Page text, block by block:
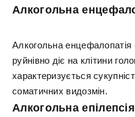
Алкогольна
Алкогольна
руйнівно діє на клітини
характеризується
соматичних видозмін.
Алкогольна епілепсія